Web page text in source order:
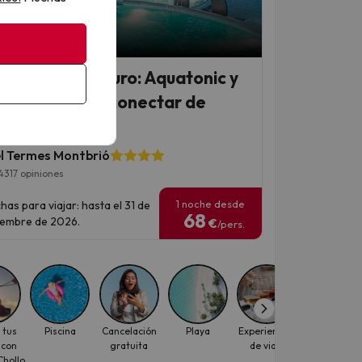
en estado puro: Aquatonic y
4* para desconectar de
Termes Montbrió
opiniones
para viajar: hasta el 31 de
de 2026.
1 noche desde
68 €/pers.
tus
Piscina
Cancelación
gratuita
Playa
Experiencias
de viaje